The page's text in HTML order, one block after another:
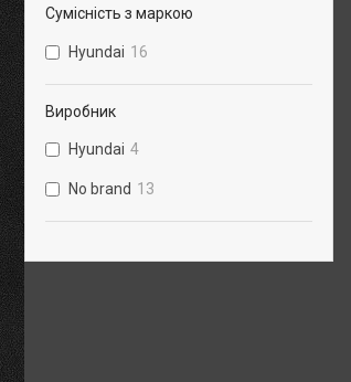
Сумісність з маркою
Hyundai 16
Виробник
Hyundai 4
No brand 13